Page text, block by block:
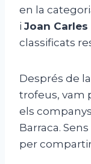
en la
i Joan Carles
classificats
Després de
trofeus, vam
els
Barraca.
per